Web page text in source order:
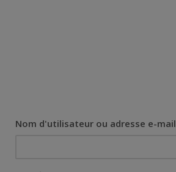
Nom d'utilisateur ou adresse e-mail